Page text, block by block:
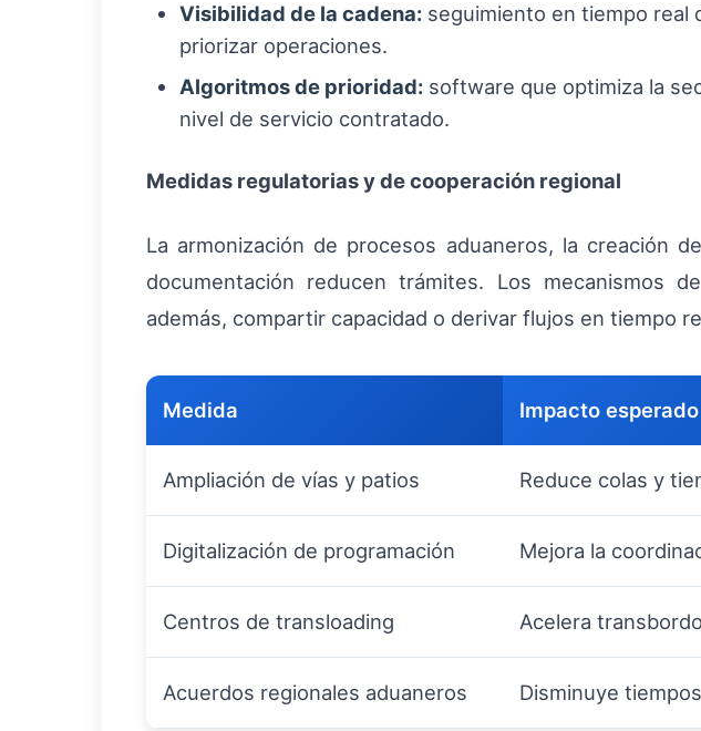
Visibilidad de la cadena: seguimiento en tiempo real
priorizar operaciones.
Algoritmos de prioridad: software que optimiza la
nivel de servicio contratado.
Medidas regulatorias y de cooperación regional
La armonización de procesos aduaneros, la creación
documentación reducen trámites. Los mecanismos
además, compartir capacidad o derivar flujos en tiempo
Medida Impacto esperado
Ampliación de vías y patios Reduce colas y
Digitalización de programación Mejora la
Centros de transloading Acelera
Acuerdos regionales aduaneros Disminuye